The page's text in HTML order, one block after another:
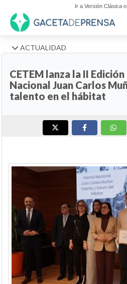
Ir a Versión Clásica
ACTUALIDAD
CETEM lanza la II
Nacional Juan Carlos
talento en el hábitat